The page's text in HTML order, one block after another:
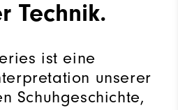
Technik.
ist eine
unserer
Schuhgeschichte,